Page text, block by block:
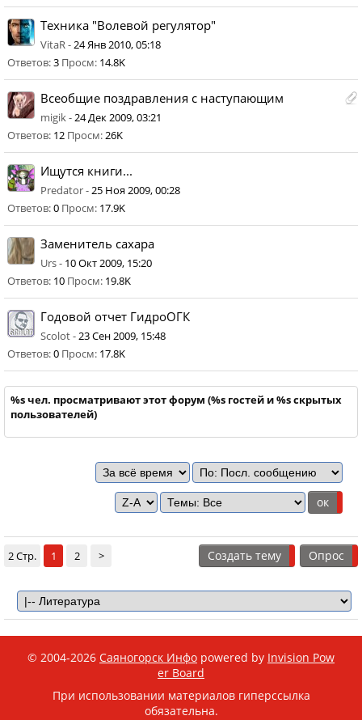
Техника "Волевой регулятор"
VitaR -24 Янв 2010, 05:18
Ответов:3 Просм: 14.8K
Всеобщие поздравления с наступающим
migik -24 Дек 2009, 03:21
Ответов: 12 Просм:26K
Ищутся книги...
Predator -25 Ноя 2009, 00:28
Ответов:0 Просм: 17.9K
Заменитель сахара
Urs - 10 Окт 2009, 15:20
Ответов: 10 Просм: 19.8K
Годовой отчет ГидроОГК
Scolot -23 Сен 2009, 15:48
Ответов:0 Просм: 17.8K
%s чел. просматривают этот форум (%s гостей и %s скрытых
пользователей)
Создать тему Опрос
2 Стр. 1 2 >
© 2004-2026 Саяногорск Инфо powered by Invision Pow
er Board
При использовании материалов гиперссылка
обязательна.